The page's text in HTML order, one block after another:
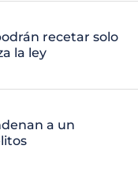
recetar solo
la ley
a un